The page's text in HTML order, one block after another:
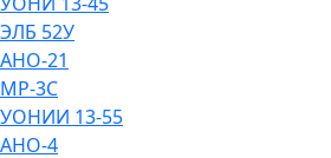
ЭЛБ 52У
АНО-21
МР-3С
УОНИИ 13-55
АНО-4